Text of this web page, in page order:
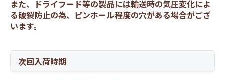
また、ドライフード等の製品には輸送時の気圧変化によ
る破裂防止の為、ピンホール程度の穴がある場合がござ
います。
次回入荷時期